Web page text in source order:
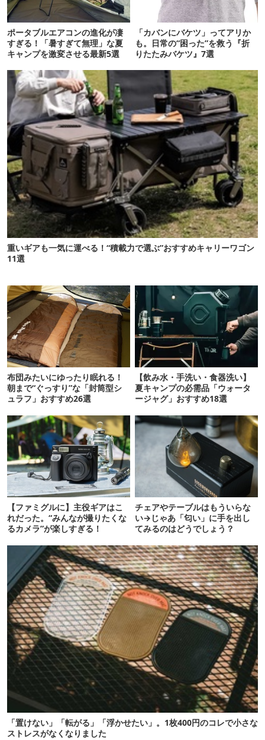
ポータブルエアコンの進化が凄
すぎる！「暑すぎて無理」な夏
キャンプを激変させる最新5選
「カバンにバケツ」ってアリか
も。日常の“困った”を救う『折
りたたみバケツ』7選
重いギアも一気に運べる！“積載力で選ぶ”おすすめキャリーワゴン
11選
布団みたいにゆったり眠れる！
朝まで“ぐっすり”な「封筒型シ
ュラフ」おすすめ26選
【飲み水・手洗い・食器洗い】
夏キャンプの必需品「ウォータ
ージャグ」おすすめ18選
【ファミグルに】主役ギアはこ
れだった。“みんなが撮りたくな
るカメラ”が楽しすぎる！
チェアやテーブルはもういらな
い→じゃあ「匂い」に手を出し
てみるのはどうでしょう？
「置けない」「転がる」「浮かせたい」。1枚400円のコレで小さな
ストレスがなくなりました